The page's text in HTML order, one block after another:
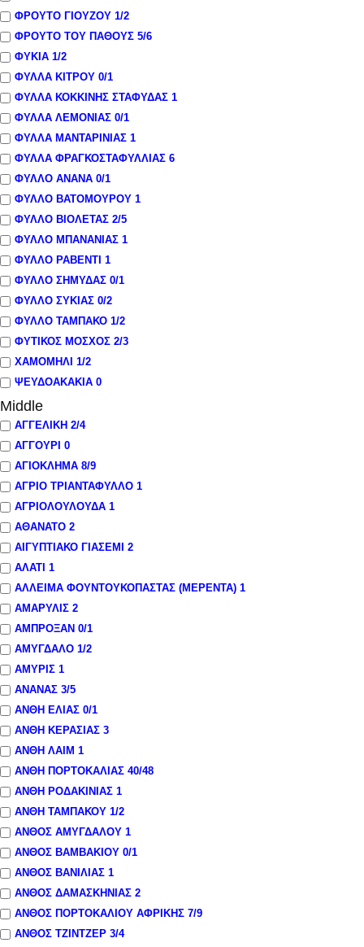
ΦΡΟΥΤΟ ΓΙΟΥΖΟΥ 1/2
ΦΡΟΥΤΟ ΤΟΥ ΠΑΘΟΥΣ 5/6
ΦΥΚΙΑ 1/2
ΦΥΛΛΑ ΚΙΤΡΟΥ 0/1
ΦΥΛΛΑ ΚΟΚΚΙΝΗΣ ΣΤΑΦΥΔΑΣ 1
ΦΥΛΛΑ ΛΕΜΟΝΙΑΣ 0/1
ΦΥΛΛΑ ΜΑΝΤΑΡΙΝΙΑΣ 1
ΦΥΛΛΑ ΦΡΑΓΚΟΣΤΑΦΥΛΛΙΑΣ 6
ΦΥΛΛΟ ΑΝΑΝΑ 0/1
ΦΥΛΛΟ ΒΑΤΟΜΟΥΡΟΥ 1
ΦΥΛΛΟ ΒΙΟΛΕΤΑΣ 2/5
ΦΥΛΛΟ ΜΠΑΝΑΝΙΑΣ 1
ΦΥΛΛΟ ΡΑΒΕΝΤΙ 1
ΦΥΛΛΟ ΣΗΜΥΔΑΣ 0/1
ΦΥΛΛΟ ΣΥΚΙΑΣ 0/2
ΦΥΛΛΟ ΤΑΜΠΑΚΟ 1/2
ΦΥΤΙΚΟΣ ΜΟΣΧΟΣ 2/3
ΧΑΜΟΜΗΛΙ 1/2
ΨΕΥΔΟΑΚΑΚΙΑ 0
Middle
ΑΓΓΕΛΙΚΗ 2/4
ΑΓΓΟΥΡΙ 0
ΑΓΙΟΚΛΗΜΑ 8/9
ΑΓΡΙΟ ΤΡΙΑΝΤΑΦΥΛΛΟ 1
ΑΓΡΙΟΛΟΥΛΟΥΔΑ 1
ΑΘΑΝΑΤΟ 2
ΑΙΓΥΠΤΙΑΚΟ ΓΙΑΣΕΜΙ 2
ΑΛΑΤΙ 1
ΑΛΛΕΙΜΑ ΦΟΥΝΤΟΥΚΟΠΑΣΤΑΣ (ΜΕΡΕΝΤΑ) 1
ΑΜΑΡΥΛΙΣ 2
ΑΜΠΡΟΞΑΝ 0/1
ΑΜΥΓΔΑΛΟ 1/2
ΑΜΥΡΙΣ 1
ΑΝΑΝΑΣ 3/5
ΑΝΘΗ ΕΛΙΑΣ 0/1
ΑΝΘΗ ΚΕΡΑΣΙΑΣ 3
ΑΝΘΗ ΛΑΙΜ 1
ΑΝΘΗ ΠΟΡΤΟΚΑΛΙΑΣ 40/48
ΑΝΘΗ ΡΟΔΑΚΙΝΙΑΣ 1
ΑΝΘΗ ΤΑΜΠΑΚΟΥ 1/2
ΑΝΘΟΣ ΑΜΥΓΔΑΛΟΥ 1
ΑΝΘΟΣ ΒΑΜΒΑΚΙΟΥ 0/1
ΑΝΘΟΣ ΒΑΝΙΛΙΑΣ 1
ΑΝΘΟΣ ΔΑΜΑΣΚΗΝΙΑΣ 2
ΑΝΘΟΣ ΠΟΡΤΟΚΑΛΙΟΥ ΑΦΡΙΚΗΣ 7/9
ΑΝΘΟΣ ΤΖΙΝΤΖΕΡ 3/4